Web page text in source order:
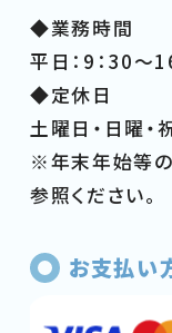
◆業務時間
平日：9：30～
◆定休日
土曜日・日曜・
※年末年始等
参照ください。
お支払い